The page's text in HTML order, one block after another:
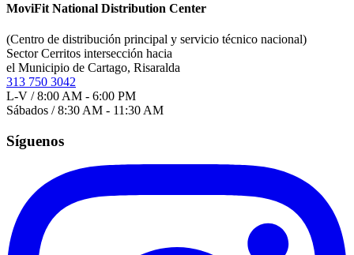
MoviFit National Distribution Center
(Centro de distribución principal y servicio técnico nacional)
Sector Cerritos intersección hacia
el Municipio de Cartago, Risaralda
313 750 3042
L-V / 8:00 AM - 6:00 PM
Sábados / 8:30 AM - 11:30 AM
Síguenos